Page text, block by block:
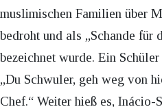
muslimischen Familien über
bedroht und als „Schande für
bezeichnet wurde. Ein
„Du Schwuler, geh weg von
Chef.“ Weiter hieß es,